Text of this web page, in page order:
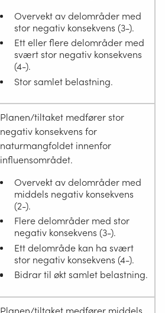
Overvekt av delområder med
stor negativ konsekvens (3-).
Ett eller flere delområder med
svært stor negativ konsekvens
(4-).
Stor samlet belastning.
Planen/tiltaket medfører stor
negativ konsekvens for
naturmangfoldet innenfor
influensområdet.
Overvekt av delområder med
middels negativ konsekvens
(2-).
Flere delområder med stor
negativ konsekvens (3-).
Ett delområde kan ha svært
stor negativ konsekvens (4-).
Bidrar til økt samlet belastning.
Planen/tiltaket medfører middels